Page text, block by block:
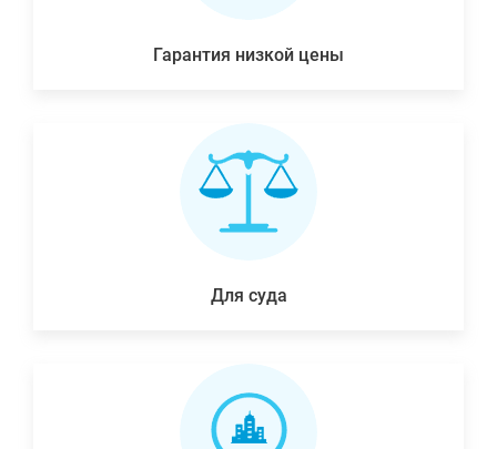
Гарантия низкой цены
Для суда